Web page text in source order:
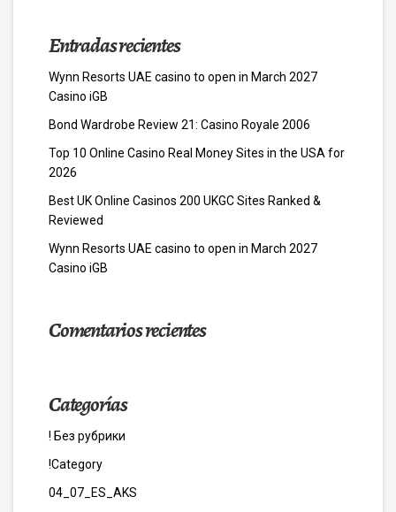
Entradas recientes
Wynn Resorts UAE casino to open in March 2027
Casino iGB
Bond Wardrobe Review 21: Casino Royale 2006
Top 10 Online Casino Real Money Sites in the USA for
2026
Best UK Online Casinos 200 UKGC Sites Ranked &
Reviewed
Wynn Resorts UAE casino to open in March 2027
Casino iGB
Comentarios recientes
Categorías
! Без рубрики
!Category
04_07_ES_AKS